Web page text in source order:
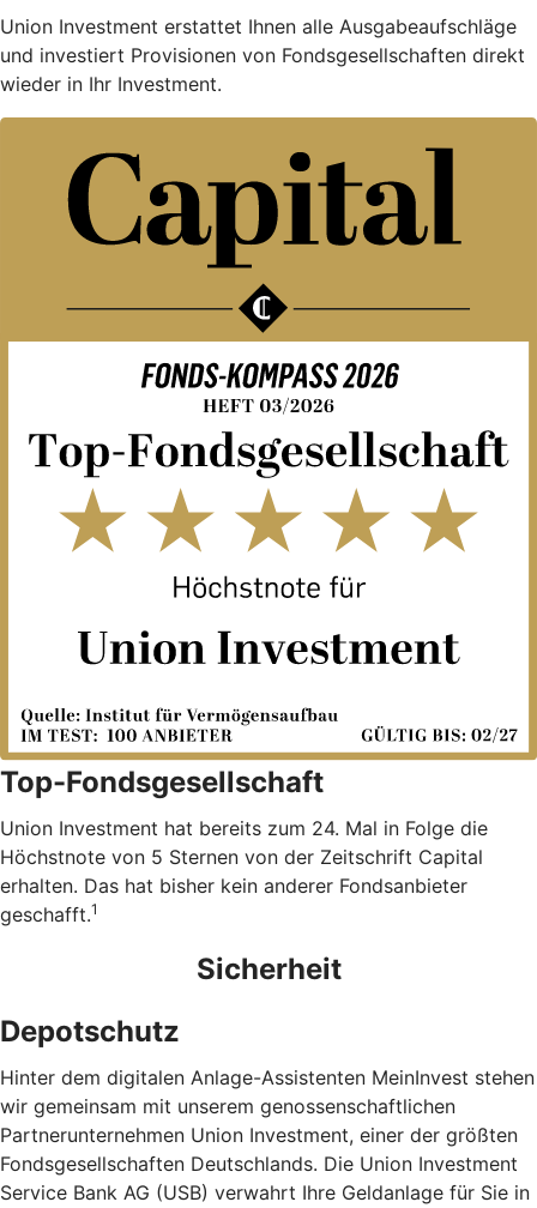
Union Investment erstattet Ihnen alle Ausgabe­auf­schläge
und investiert Provisionen von Fondsgesellschaften direkt
wieder in Ihr Investment.
Top-Fondsgesellschaft
Union Investment hat bereits zum 24. Mal in Folge die
Höchstnote von 5 Sternen von der Zeitschrift Capital
erhalten. Das hat bisher kein anderer Fondsanbieter
geschafft.1
Sicherheit
Depotschutz
Hinter dem digitalen Anlage-Assistenten MeinInvest stehen
wir gemeinsam mit unserem genossenschaftlichen
Partnerunternehmen Union Investment, einer der größten
Fondsgesellschaften Deutschlands. Die Union Investment
Service Bank AG (USB) verwahrt Ihre Geldanlage für Sie in